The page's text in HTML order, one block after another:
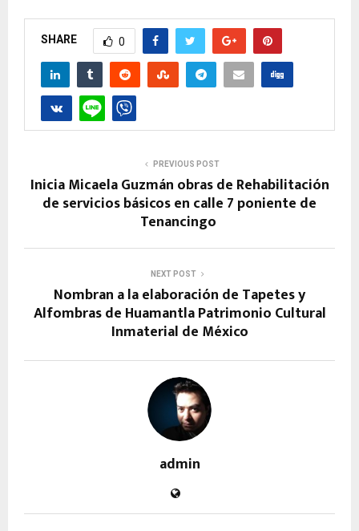
SHARE 0
PREVIOUS POST
Inicia Micaela Guzmán obras de Rehabilitación
de servicios básicos en calle 7 poniente de
Tenancingo
NEXT POST
Nombran a la elaboración de Tapetes y
Alfombras de Huamantla Patrimonio Cultural
Inmaterial de México
admin